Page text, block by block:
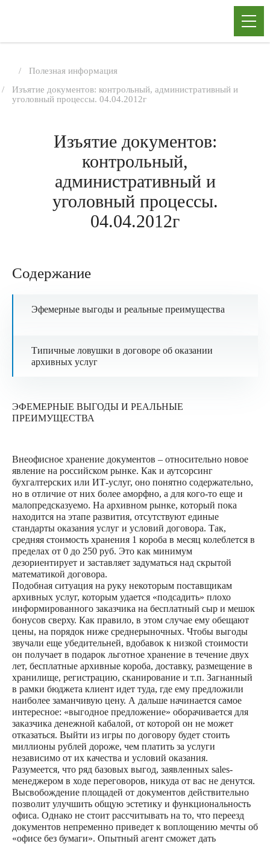
Полезная информация
Изъятие документов: контрольный, административный и
уголовный процессы. 04.04.2012г
Изъятие документов:
контрольный,
административный и
уголовный процессы.
04.04.2012г
Содержание
Эфемерные выгоды и реальные преимущества
Типичные ловушки в договоре об оказании
архивных услуг
ЭФЕМЕРНЫЕ ВЫГОДЫ И РЕАЛЬНЫЕ
ПРЕИМУЩЕСТВА
Внеофисное хранение документов – относительно новое
явление на российском рынке. Как и аутсорсинг
бухгалтерских или ИТ-услуг, оно понятно содержательно,
но в отличие от них более аморфно, а для кого-то еще и
малопредсказуемо. На архивном рынке, который пока
находится на этапе развития, отсутствуют единые
стандарты оказания услуг и условий договора. Так,
средняя стоимость хранения 1 короба в месяц колеблется в
пределах от 0 до 250 руб. Это как минимум
дезориентирует и заставляет задуматься над скрытой
математикой договора.
Подобная ситуация на руку некоторым поставщикам
архивных услуг, которым удается «подсадить» плохо
информированного заказчика на бесплатный сыр и мешок
бонусов сверху. Как правило, в этом случае ему обещают
цены, на порядок ниже среднерыночных. Чтобы выгоды
звучали еще убедительней, вдобавок к низкой стоимости
он получает в подарок льготное хранение в течение двух
лет, бесплатные архивные короба, доставку, размещение в
хранилище, регистрацию, сканирование и т.п. Загнанный
в рамки бюджета клиент идет туда, где ему предложили
наиболее заманчивую цену. А дальше начинается самое
интересное: «выгодное предложение» оборачивается для
заказчика денежной кабалой, от которой он не может
отказаться. Выйти из игры по договору будет стоить
миллионы рублей дороже, чем платить за услуги
независимо от их качества и условий оказания.
Разумеется, что ряд базовых выгод, заявленных sales-
менеджером в ходе переговоров, никуда от вас не денутся.
Высвобождение площадей от документов действительно
позволит улучшить общую эстетику и функциональность
офиса. Однако не стоит рассчитывать на то, что переезд
документов непременно приведет к воплощению мечты об
«офисе без бумаги». Опытный агент сможет дать